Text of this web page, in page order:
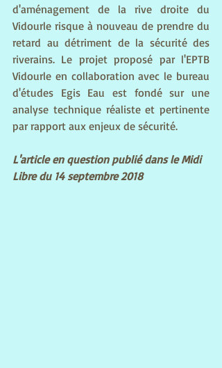
d'aménagement de la rive droite du
Vidourle risque à nouveau de prendre du
retard au détriment de la sécurité des
riverains. Le projet proposé par l'EPTB
Vidourle en collaboration avec le bureau
d'études Egis Eau est fondé sur une
analyse technique réaliste et pertinente
par rapport aux enjeux de sécurité.
L'article en question publié dans le Midi
Libre du 14 septembre 2018